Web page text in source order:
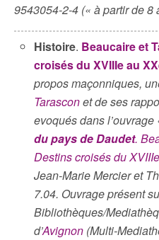
9543054-2-4 (« à partir de 8
Histoire. Beaucaire et
croisés du XVIIIe au
propos maçonniques,
Tarasconet de ses
evoqués dans
du pays de Daudet.
Destins croisés du
Jean-Marie Mercier et
7.04. Ouvrage présent
Bibliothèques/
d’Avignon (Multi-